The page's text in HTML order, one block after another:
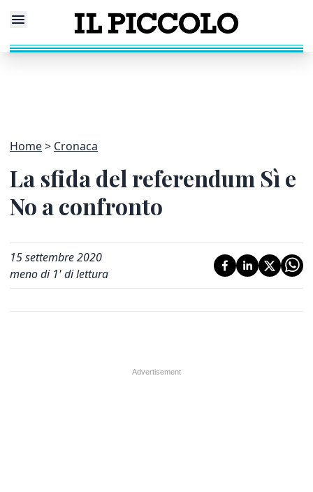
Home Cronaca
La sfida del referendum Sì e
No a confronto
15 settembre 2020
meno di 1' di lettura